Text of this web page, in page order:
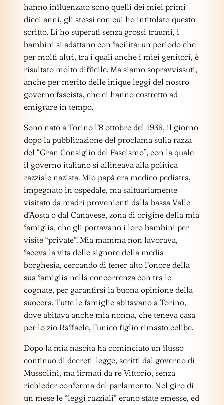
hanno influenzato sono quelli dei miei primi
dieci anni, gli stessi con cui ho intitolato questo
scritto. Li ho superati senza grossi traumi, i
bambini si adattano con facilità: un periodo che
per molti altri, tra i quali anche i miei genitori, è
risultato molto difficile. Ma siamo sopravvissuti,
anche per merito delle inique leggi del nostro
governo fascista, che ci hanno costretto ad
emigrare in tempo.
Sono nato a Torino l’8 ottobre del 1938, il giorno
dopo la pubblicazione del proclama sulla razza
del “Gran Consiglio del Fascismo”, con la quale
il governo italiano si allineava alla politica
razziale nazista. Mio papà era medico pediatra,
impegnato in ospedale, ma saltuariamente
visitato da madri provenienti dalla bassa Valle
d’Aosta o dal Canavese, zona di origine della mia
famiglia, che gli portavano i loro bambini per
visite “private”. Mia mamma non lavorava,
faceva la vita delle signore della media
borghesia, cercando di tener alto l’onore della
sua famiglia nella concorrenza con tra le
cognate, per garantirsi la buona opinione della
suocera. Tutte le famiglie abitavano a Torino,
dove abitava anche mia nonna, che teneva casa
per lo zio Raffaele, l’unico figlio rimasto celibe.
Dopo la mia nascita ha cominciato un flusso
continuo di decreti-legge, scritti dal governo di
Mussolini, ma firmati da re Vittorio, senza
richieder conferma del parlamento. Nel giro di
un mese le “leggi razziali” erano state emesse, ed